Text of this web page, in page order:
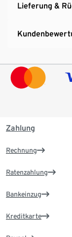
Lieferung &
Zahlung
Rechnung
Ratenzahlung
Bankeinzug
Kreditkarte